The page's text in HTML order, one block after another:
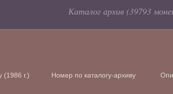
Каталог архив (39793
г.) Номер по каталогу-архиву